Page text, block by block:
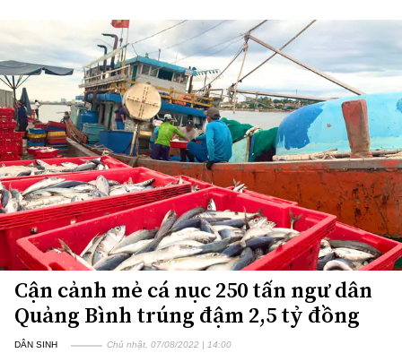
Cận cảnh mẻ cá nục 250 tấn ngư dân
Quảng Bình trúng đậm 2,5 tỷ đồng
DÂN SINH Chủ nhật, 07/08/2022 | 14:00